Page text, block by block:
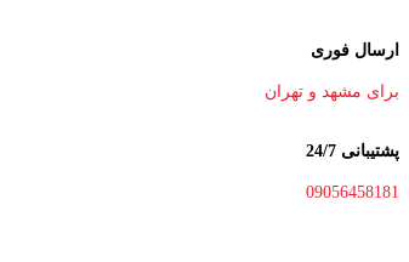
ارسال فوری
برای مشهد و تهران
پشتیبانی 24/7
09056458181